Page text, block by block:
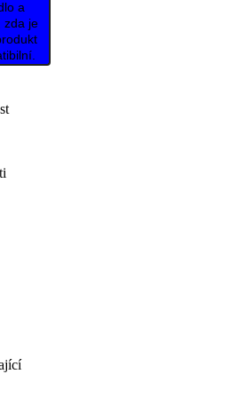
a
zda je